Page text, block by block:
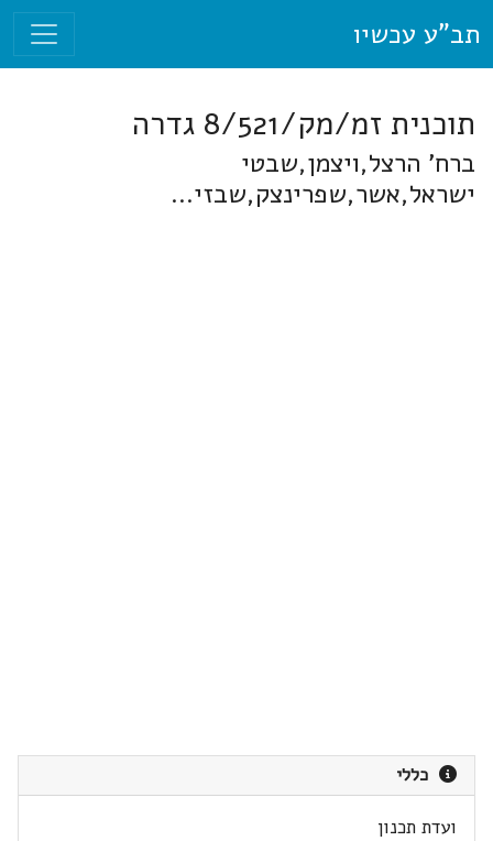
תב"ע עכשיו
תוכנית זמ/מק/8/521 גדרה
ברח' הרצל,ויצמן,שבטי
ישראל,אשר,שפרינצק,שבזי...
כללי
ועדת תכנון